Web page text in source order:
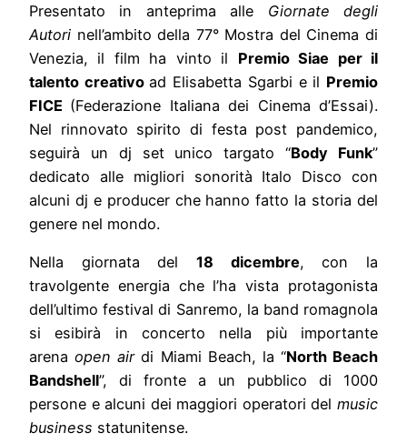
Presentato in anteprima alle Giornate degli
Autori nell’ambito della 77° Mostra del Cinema di
Venezia, il film ha vinto il Premio Siae per il
talento creativoad Elisabetta Sgarbi e il Premio
FICE (Federazione Italiana dei Cinema d’Essai).
Nel rinnovato spirito di festa post pandemico,
seguirà un dj set unico targato “Body Funk”
dedicato alle migliori sonorità Italo Disco con
alcuni dj e producer che hanno fatto la storia del
genere nel mondo.
Nella giornata del 18 dicembre, con la
travolgente energia che l’ha vista protagonista
dell’ultimo festival di Sanremo, la band romagnola
si esibirà in concerto nella più importante
arenaopen airdi Miami Beach, la “North Beach
Bandshell”, di fronte a un pubblico di 1000
persone e alcuni dei maggiori operatori del music
business statunitense.